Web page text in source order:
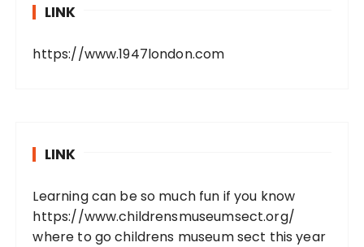
LINK
https://www.1947london.com
LINK
Learning can be so much fun if you know
https://www.childrensmuseumsect.org/
where to go childrens museum sect this year